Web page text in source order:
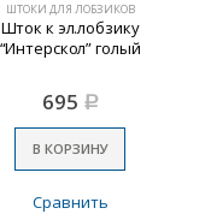
ШТОКИ ДЛЯ ЛОБЗИКОВ
Шток к эл.лобзику
“Интерскол” голый
695 Р
В КОРЗИНУ
Сравнить